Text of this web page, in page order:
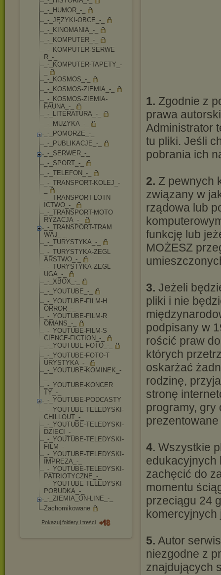
_-_HUMOR_-_
_-_JĘZYKI-OBCE_-_
_-_KINOMANIA_-_
_-_KOMPUTER_-_
_-_KOMPUTER-SERWE
R_-_
_-_KOMPUTER-TAPETY_-
_-_KOSMOS_-_
_-_KOSMOS-ZIEMIA_ -_
_-_KOSMOS-ZIEMIA-
FAUNA_-_
_-_LITERATURA_-_
_-_MUZYKA_-_
_-_POMORZE_-_
_-_PUBLIKACJE_-_
_-_SERWER_-_
_-_SPORT_-_
_-_TELEFON_-_
_-_TRANSPORT-KOLEJ_-
_-_TRANSPORT-LOTN
ICTWO_-_
_-_TRANSPORT-MOTO
RYZACJA_-_
_-_TRANSPORT-TRAM
WAJ_-_
_-_TURYSTYKA_-_
_-_TURYSTYKA-ZEGL
ARSTWO_-_
_-_TURYSTYKA-ZEGL
UGA_-_
_-_XBOX_-_
_-_YOUTUBE_-_
_-_YOUTUBE-FILM-H
ORROR_-_
_-_YOUTUBE-FILM-R
OMANS_-_
_-_YOUTUBE-FILM-S
CIENCE-FICTION_-_
_-_YOUTUBE-FOTO_-
_-_YOUTUBE-FOTO-T
URYSTYKA_-_
_-_YOUTUBE-KOMINE K_-
_-_YOUTUBE-KONCER
TY_-_
_-_YOUTUBE-PODCASTY
_-_YOUTUBE-TELEDYSKI-
CHILLOUT_-_
_-_YOUTUBE-TELEDYSKI-
DZIECI_-_
_-_YOUTUBE-TELEDYSKI-
FILM_-_
_-_YOUTUBE-TELEDYSKI-
IMPREZA_-_
_-_YOUTUBE-TELEDYSKI-
PATRIOTYCZNE_ -_
_-_YOUTUBE-TELEDYSKI-
POBUDKA_-_
_-_ZIEMIA_ON-LINE _-_
Zachomikowane
Pokazuj foldery i treści
1. Zgodnie z
prawa
Administrator
tu pliki. Jeśli
pobrania ich
2. Z pewnych
związany w
rządowa lub
funkcję lub
MOŻESZ
3. Jeżeli
pliki i nie
podpisany w
rościć praw
których
oskarżać
rodzinę,
stronę
programy, gry
4. Wszystkie
edukacyjnych
zachęcić do
momentu
przeciągu 24
komercyjnych
5. Autor
niezgodne z
znajdujących